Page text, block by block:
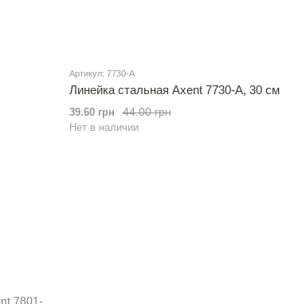
Артикул: 7730-A
Линейка стальная Axent 7730-A, 30 см
44.00 грн
39.60 грн
Нет в наличии